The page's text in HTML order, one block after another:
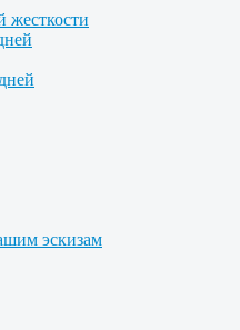
жесткости
эскизам